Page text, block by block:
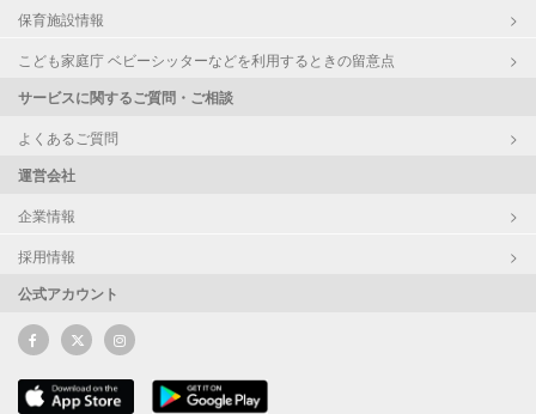
保育施設情報
こども家庭庁 ベビーシッターなどを利用するときの留意点
サービスに関するご質問・ご相談
よくあるご質問
運営会社
企業情報
採用情報
公式アカウント